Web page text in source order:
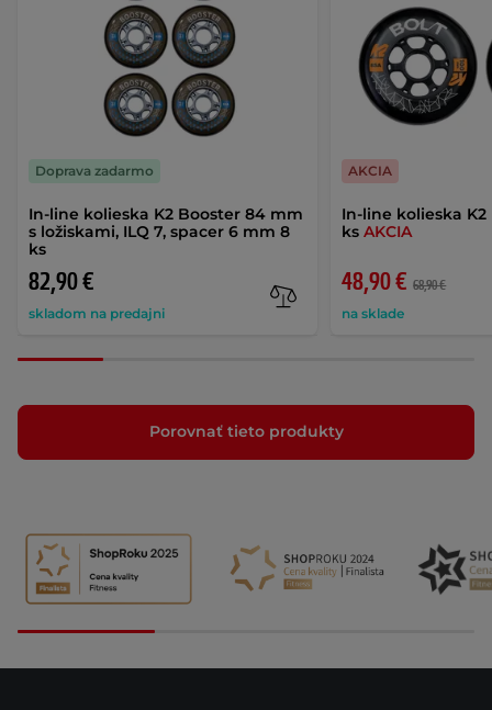
In-line kolieska K2 Booster 84 mm
s ložiskami, ILQ 7, spacer 6 mm 8
ks
82,90 €
skladom na predajni
Doprava zadarmo
In-line kolieska
ksAKCIA
48,90 € 68,90 €
na sklade
AKCIA
Porovnať tieto produkty